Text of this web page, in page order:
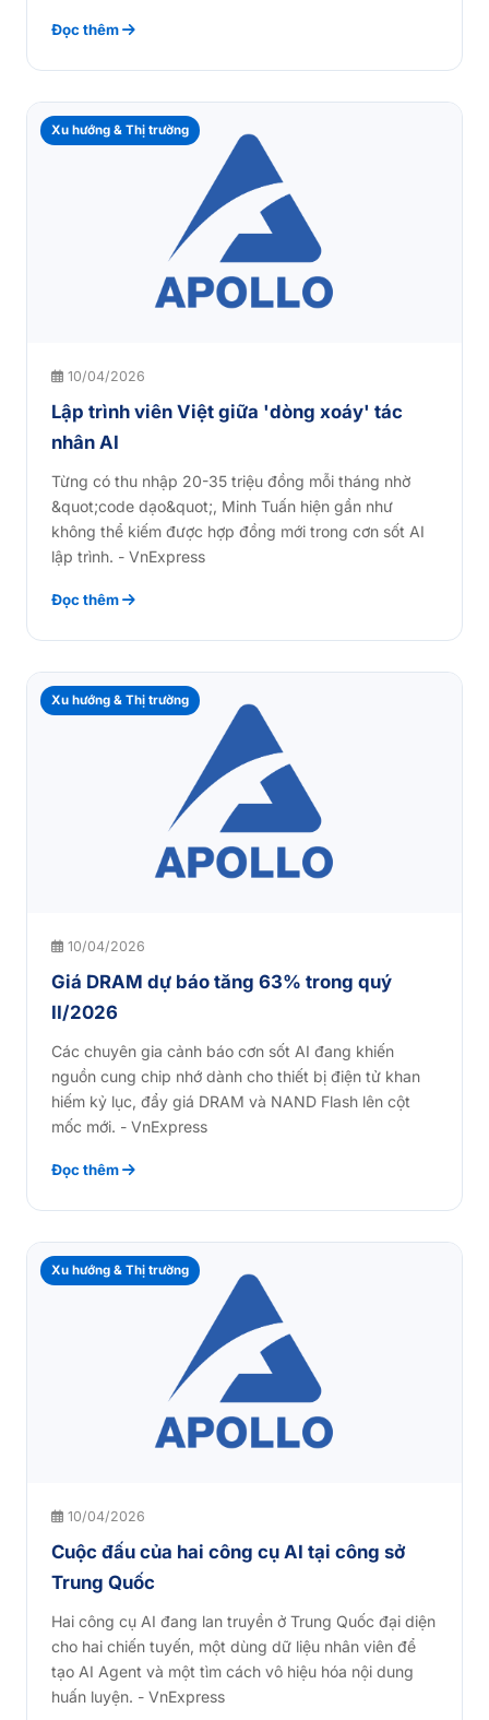
Đọc thêm
Xu hướng & Thị trường
10/04/2026
Lập trình viên Việt giữa 'dòng xoáy' tác
nhân AI
Từng có thu nhập 20-35 triệu đồng mỗi tháng nhờ
&quot;code dạo&quot;, Minh Tuấn hiện gần như
không thể kiếm được hợp đồng mới trong cơn sốt AI
lập trình. - VnExpress
Đọc thêm
Xu hướng & Thị trường
10/04/2026
Giá DRAM dự báo tăng 63% trong quý
II/2026
Các chuyên gia cảnh báo cơn sốt AI đang khiến
nguồn cung chip nhớ dành cho thiết bị điện tử khan
hiếm kỷ lục, đẩy giá DRAM và NAND Flash lên cột
mốc mới. - VnExpress
Đọc thêm
Xu hướng & Thị trường
10/04/2026
Cuộc đấu của hai công cụ AI tại công sở
Trung Quốc
Hai công cụ AI đang lan truyền ở Trung Quốc đại diện
cho hai chiến tuyến, một dùng dữ liệu nhân viên để
tạo AI Agent và một tìm cách vô hiệu hóa nội dung
huấn luyện. - VnExpress